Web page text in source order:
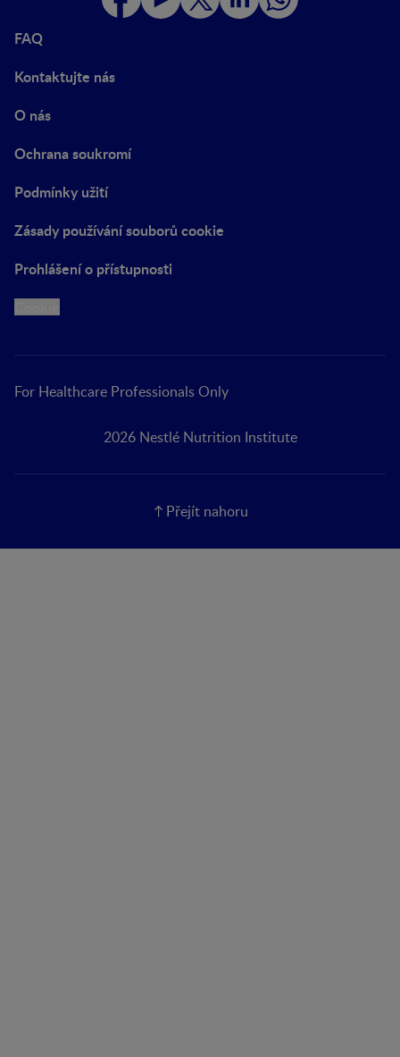
FAQ
Kontaktujte nás
O nás
Ochrana soukromí
Podmínky užití
Zásady používání souborů cookie
Prohlášení o přístupnosti
For Healthcare Professionals Only
2026 Nestlé Nutrition Institute
Přejít nahoru